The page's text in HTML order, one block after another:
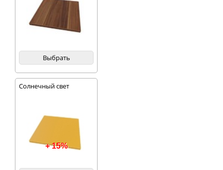
Выбрать
Солнечный свет
+ 15%